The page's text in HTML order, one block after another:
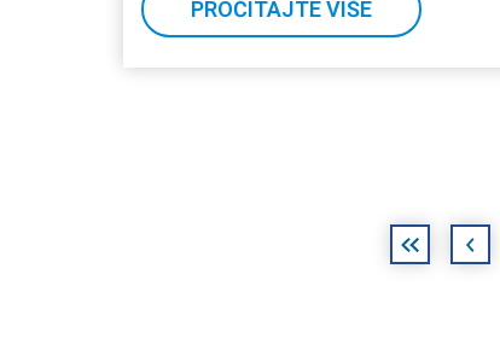
PROČITAJTE VIŠE
«
‹